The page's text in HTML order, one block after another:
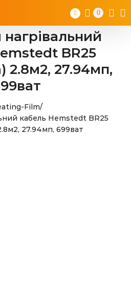
0
BR25
2.8м2, 27.94мп,
Film/
кабель Hemstedt BR25
27.94мп, 699ват